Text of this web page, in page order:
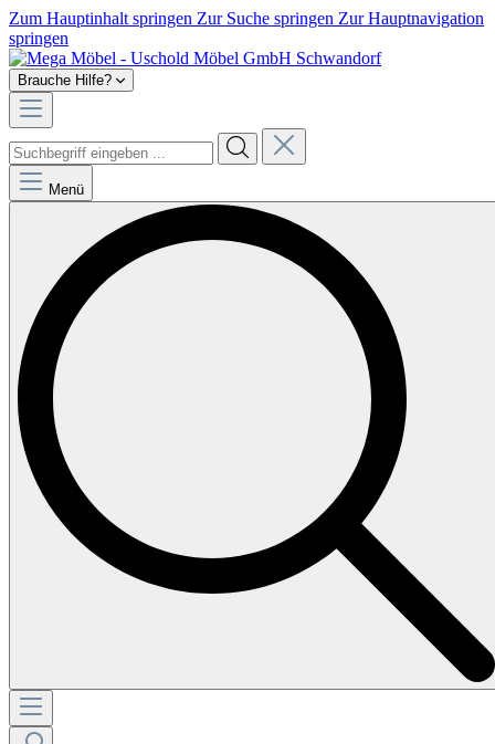
Zum Hauptinhalt springen Zur Suche springen Zur Hauptnavigation
springen
Brauche Hilfe?
Menü